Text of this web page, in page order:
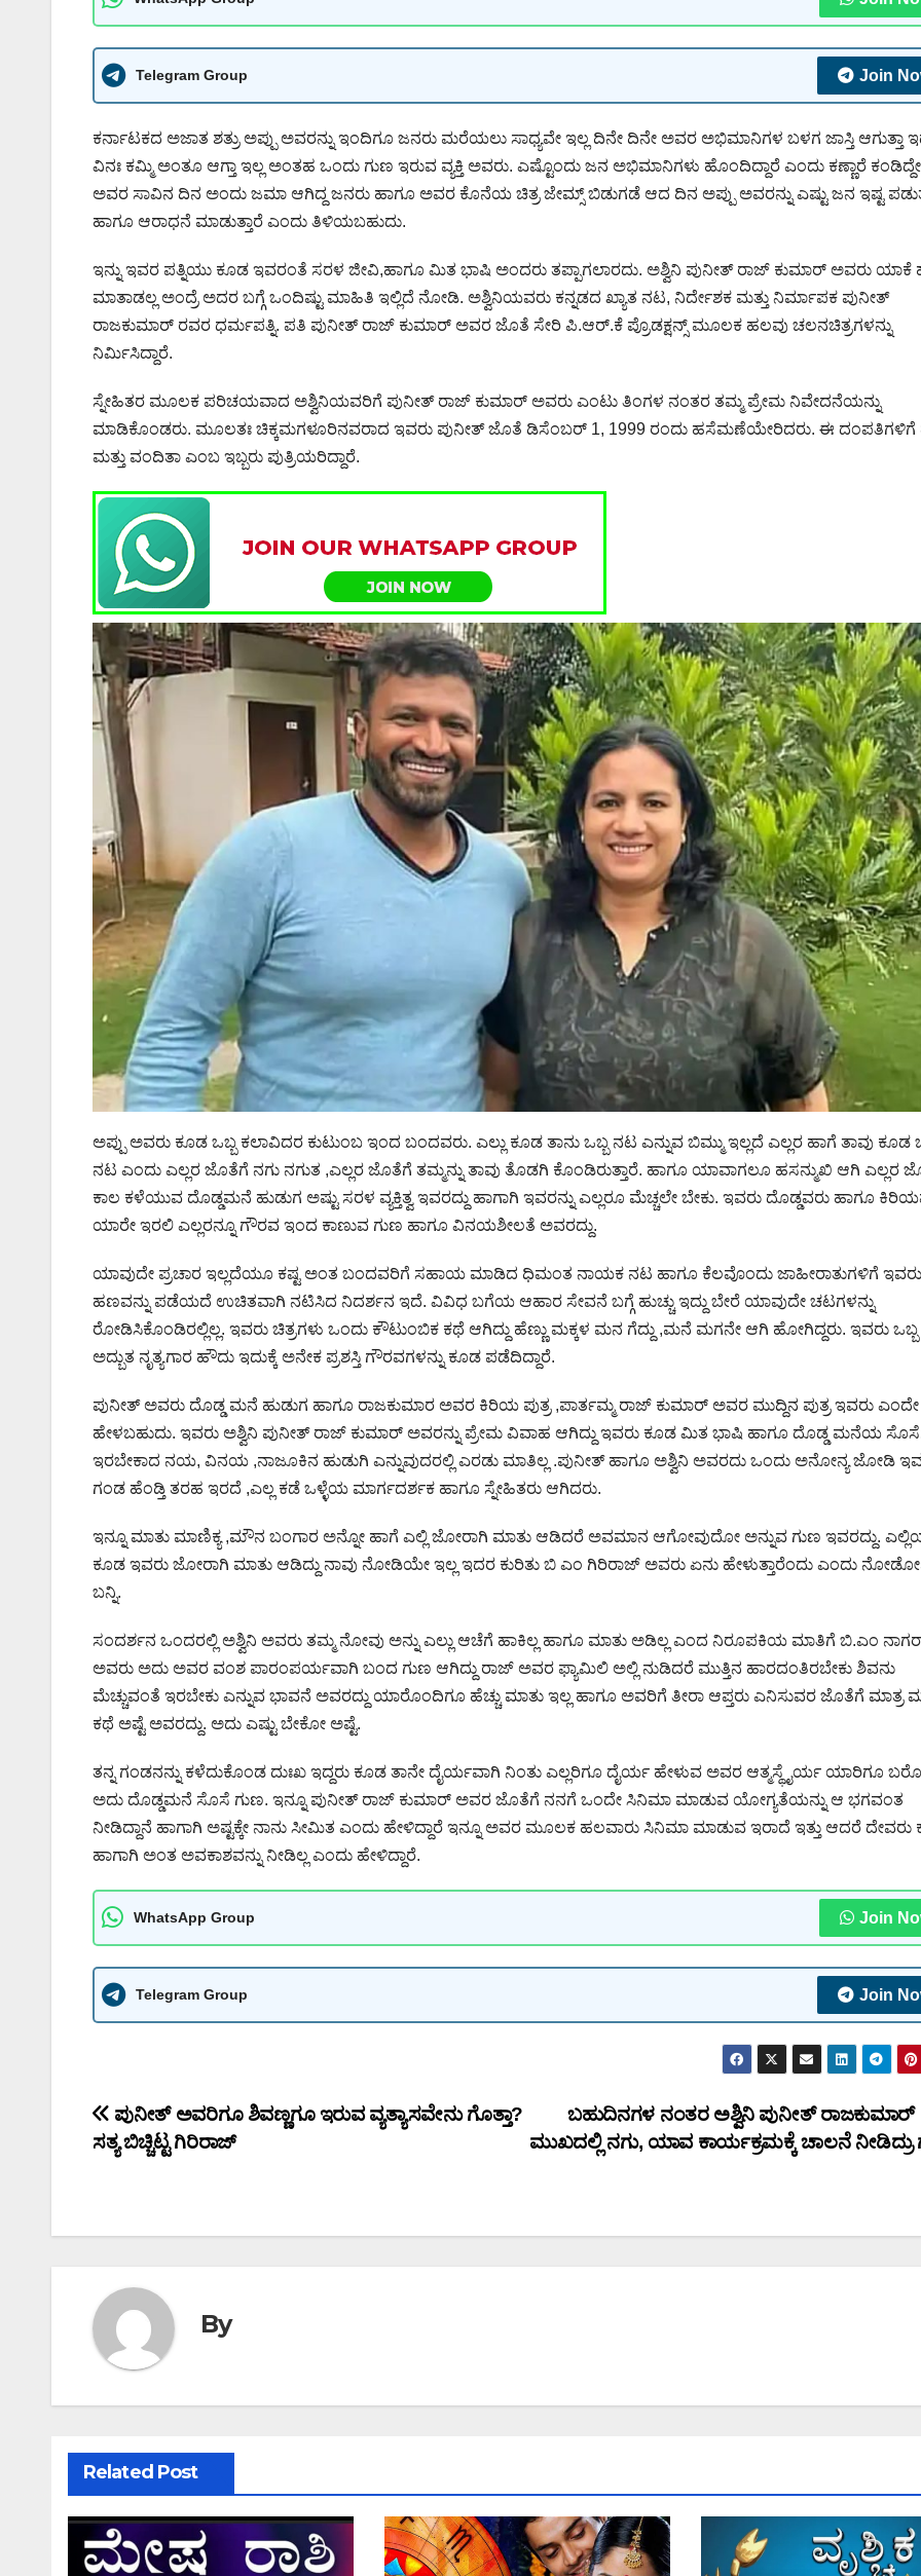
Telegram Group Join
ಕರ್ನಾಟಕದ ಅಜಾತ ಶತ್ರು ಅಪ್ಪು ಅವರನ್ನು ಇಂದಿಗೂ ಜನರು ಮರೆಯಲು ಸಾಧ್ಯವೇ ಇಲ್ಲ ದಿನೇ ದಿನೇ ಅವರ ಅಭಿಮಾನಿಗಳ ಬಳಗ ಜಾಸ್ತಿ ಆಗುತ್ತಾ
ವಿನಃ ಕಮ್ಮಿ ಅಂತೂ ಆಗ್ತಾ ಇಲ್ಲ ಅಂತಹ ಒಂದು ಗುಣ ಇರುವ ವ್ಯಕ್ತಿ ಅವರು. ಎಷ್ಟೊಂದು ಜನ ಅಭಿಮಾನಿಗಳು ಹೊಂದಿದ್ದಾರೆ ಎಂದು ಕಣ್ಣಾರೆ
ಅವರ ಸಾವಿನ ದಿನ ಅಂದು ಜಮಾ ಆಗಿದ್ದ ಜನರು ಹಾಗೂ ಅವರ ಕೊನೆಯ ಚಿತ್ರ ಜೇಮ್ಸ್ ಬಿಡುಗಡೆ ಆದ ದಿನ ಅಪ್ಪು ಅವರನ್ನು ಎಷ್ಟು ಜನ ಇಷ್ಟ
ಹಾಗೂ ಆರಾಧನೆ ಮಾಡುತ್ತಾರೆ ಎಂದು ತಿಳಿಯಬಹುದು.
ಇನ್ನು ಇವರ ಪತ್ನಿಯು ಕೂಡ ಇವರಂತೆ ಸರಳ ಜೀವಿ,ಹಾಗೂ ಮಿತ ಭಾಷಿ ಅಂದರು ತಪ್ಪಾಗಲಾರದು. ಅಶ್ವಿನಿ ಪುನೀತ್ ರಾಜ್ ಕುಮಾರ್ ಅವರು ಯಾಕೆ
ಮಾತಾಡಲ್ಲ ಅಂದ್ರೆ ಅದರ ಬಗ್ಗೆ ಒಂದಿಷ್ಟು ಮಾಹಿತಿ ಇಲ್ಲಿದೆ ನೋಡಿ. ಅಶ್ವಿನಿಯವರು ಕನ್ನಡದ ಖ್ಯಾತ ನಟ, ನಿರ್ದೇಶಕ ಮತ್ತು ನಿರ್ಮಾಪಕ ಪುನೀತ್
ರಾಜಕುಮಾರ್ ರವರ ಧರ್ಮಪತ್ನಿ. ಪತಿ ಪುನೀತ್ ರಾಜ್ ಕುಮಾರ್ ಅವರ ಜೊತೆ ಸೇರಿ ಪಿ.ಆರ್.ಕೆ ಪ್ರೊಡಕ್ಷನ್ಸ್ ಮೂಲಕ ಹಲವು ಚಲನಚಿತ್ರಗಳನ್ನು
ನಿರ್ಮಿಸಿದ್ದಾರೆ.
ಸ್ನೇಹಿತರ ಮೂಲಕ ಪರಿಚಯವಾದ ಅಶ್ವಿನಿಯವರಿಗೆ ಪುನೀತ್ ರಾಜ್ ಕುಮಾರ್ ಅವರು ಎಂಟು ತಿಂಗಳ ನಂತರ ತಮ್ಮ ಪ್ರೇಮ ನಿವೇದನೆಯನ್ನು
ಮಾಡಿಕೊಂಡರು. ಮೂಲತಃ ಚಿಕ್ಕಮಗಳೂರಿನವರಾದ ಇವರು ಪುನೀತ್ ಜೊತೆ ಡಿಸೆಂಬರ್ 1, 1999 ರಂದು ಹಸೆಮಣೆಯೇರಿದರು. ಈ ದಂಪತಿಗಳಿಗೆ
ಮತ್ತು ವಂದಿತಾ ಎಂಬ ಇಬ್ಬರು ಪುತ್ರಿಯರಿದ್ದಾರೆ.
ಅಪ್ಪು ಅವರು ಕೂಡ ಒಬ್ಬ ಕಲಾವಿದರ ಕುಟುಂಬ ಇಂದ ಬಂದವರು. ಎಲ್ಲು ಕೂಡ ತಾನು ಒಬ್ಬ ನಟ ಎನ್ನುವ ಬಿಮ್ಮು ಇಲ್ಲದೆ ಎಲ್ಲರ ಹಾಗೆ ತಾವು ಕೂಡ
ನಟ ಎಂದು ಎಲ್ಲರ ಜೊತೆಗೆ ನಗು ನಗುತ ,ಎಲ್ಲರ ಜೊತೆಗೆ ತಮ್ಮನ್ನು ತಾವು ತೊಡಗಿ ಕೊಂಡಿರುತ್ತಾರೆ. ಹಾಗೂ ಯಾವಾಗಲೂ ಹಸನ್ಮುಖಿ ಆಗಿ ಎಲ್ಲರ
ಕಾಲ ಕಳೆಯುವ ದೊಡ್ಡಮನೆ ಹುಡುಗ ಅಷ್ಟು ಸರಳ ವ್ಯಕ್ತಿತ್ವ ಇವರದ್ದು ಹಾಗಾಗಿ ಇವರನ್ನು ಎಲ್ಲರೂ ಮೆಚ್ಚಲೇ ಬೇಕು. ಇವರು ದೊಡ್ಡವರು ಹಾಗೂ
ಯಾರೇ ಇರಲಿ ಎಲ್ಲರನ್ನೂ ಗೌರವ ಇಂದ ಕಾಣುವ ಗುಣ ಹಾಗೂ ವಿನಯಶೀಲತೆ ಅವರದ್ದು.
ಯಾವುದೇ ಪ್ರಚಾರ ಇಲ್ಲದೆಯೂ ಕಷ್ಟ ಅಂತ ಬಂದವರಿಗೆ ಸಹಾಯ ಮಾಡಿದ ಧಿಮಂತ ನಾಯಕ ನಟ ಹಾಗೂ ಕೆಲವೊಂದು ಜಾಹೀರಾತುಗಳಿಗೆ ಇವರು
ಹಣವನ್ನು ಪಡೆಯದೆ ಉಚಿತವಾಗಿ ನಟಿಸಿದ ನಿದರ್ಶನ ಇದೆ. ವಿವಿಧ ಬಗೆಯ ಆಹಾರ ಸೇವನೆ ಬಗ್ಗೆ ಹುಚ್ಚು ಇದ್ದು ಬೇರೆ ಯಾವುದೇ ಚಟಗಳನ್ನು
ರೋಡಿಸಿಕೊಂಡಿರಲ್ಲಿಲ್ಲ. ಇವರು ಚಿತ್ರಗಳು ಒಂದು ಕೌಟುಂಬಿಕ ಕಥೆ ಆಗಿದ್ದು ಹೆಣ್ಣು ಮಕ್ಕಳ ಮನ ಗೆದ್ದು ,ಮನೆ ಮಗನೇ ಆಗಿ ಹೋಗಿದ್ದರು. ಇವರು ಒಬ್ಬ
ಅದ್ಬುತ ನೃತ್ಯಗಾರ ಹೌದು ಇದುಕ್ಕೆ ಅನೇಕ ಪ್ರಶಸ್ತಿ ಗೌರವಗಳನ್ನು ಕೂಡ ಪಡೆದಿದ್ದಾರೆ.
ಪುನೀತ್ ಅವರು ದೊಡ್ಡ ಮನೆ ಹುಡುಗ ಹಾಗೂ ರಾಜಕುಮಾರ ಅವರ ಕಿರಿಯ ಪುತ್ರ ,ಪಾರ್ತಮ್ಮ ರಾಜ್ ಕುಮಾರ್ ಅವರ ಮುದ್ದಿನ ಪುತ್ರ ಇವರು ಎಂದೇ
ಹೇಳಬಹುದು. ಇವರು ಅಶ್ವಿನಿ ಪುನೀತ್ ರಾಜ್ ಕುಮಾರ್ ಅವರನ್ನು ಪ್ರೇಮ ವಿವಾಹ ಆಗಿದ್ದು ಇವರು ಕೂಡ ಮಿತ ಭಾಷಿ ಹಾಗೂ ದೊಡ್ಡ ಮನೆಯ
ಇರಬೇಕಾದ ನಯ, ವಿನಯ ,ನಾಜೂಕಿನ ಹುಡುಗಿ ಎನ್ನುವುದರಲ್ಲಿ ಎರಡು ಮಾತಿಲ್ಲ .ಪುನೀತ್ ಹಾಗೂ ಅಶ್ವಿನಿ ಅವರದು ಒಂದು ಅನೋನ್ಯ ಜೋಡಿ
ಗಂಡ ಹೆಂಡ್ತಿ ತರಹ ಇರದೆ ,ಎಲ್ಲ ಕಡೆ ಒಳ್ಳೆಯ ಮಾರ್ಗದರ್ಶಕ ಹಾಗೂ ಸ್ನೇಹಿತರು ಆಗಿದರು.
ಇನ್ನೂ ಮಾತು ಮಾಣಿಕ್ಯ ,ಮೌನ ಬಂಗಾರ ಅನ್ನೋ ಹಾಗೆ ಎಲ್ಲಿ ಜೋರಾಗಿ ಮಾತು ಆಡಿದರೆ ಅವಮಾನ ಆಗೋವುದೋ ಅನ್ನುವ ಗುಣ ಇವರದ್ದು.
ಕೂಡ ಇವರು ಜೋರಾಗಿ ಮಾತು ಆಡಿದ್ದು ನಾವು ನೋಡಿಯೇ ಇಲ್ಲ ಇದರ ಕುರಿತು ಬಿ ಎಂ ಗಿರಿರಾಜ್ ಅವರು ಏನು ಹೇಳುತ್ತಾರೆಂದು ಎಂದು
ಬನ್ನಿ.
ಸಂದರ್ಶನ ಒಂದರಲ್ಲಿ ಅಶ್ವಿನಿ ಅವರು ತಮ್ಮ ನೋವು ಅನ್ನು ಎಲ್ಲು ಆಚೆಗೆ ಹಾಕಿಲ್ಲ ಹಾಗೂ ಮಾತು ಅಡಿಲ್ಲ ಎಂದ ನಿರೂಪಕಿಯ ಮಾತಿಗೆ ಬಿ.ಎಂ
ಅವರು ಅದು ಅವರ ವಂಶ ಪಾರಂಪರ್ಯವಾಗಿ ಬಂದ ಗುಣ ಆಗಿದ್ದು ರಾಜ್ ಅವರ ಫ್ಯಾಮಿಲಿ ಅಲ್ಲಿ ನುಡಿದರೆ ಮುತ್ತಿನ ಹಾರದಂತಿರಬೇಕು ಶಿವನು
ಮೆಚ್ಚುವಂತೆ ಇರಬೇಕು ಎನ್ನುವ ಭಾವನೆ ಅವರದ್ದು ಯಾರೊಂದಿಗೂ ಹೆಚ್ಚು ಮಾತು ಇಲ್ಲ ಹಾಗೂ ಅವರಿಗೆ ತೀರಾ ಆಪ್ತರು ಎನಿಸುವರ ಜೊತೆಗೆ ಮಾತ್ರ
ಕಥೆ ಅಷ್ಟೆ ಅವರದ್ದು. ಅದು ಎಷ್ಟು ಬೇಕೋ ಅಷ್ಟೆ.
ತನ್ನ ಗಂಡನನ್ನು ಕಳೆದುಕೊಂಡ ದುಃಖ ಇದ್ದರು ಕೂಡ ತಾನೇ ದೈರ್ಯವಾಗಿ ನಿಂತು ಎಲ್ಲರಿಗೂ ದೈರ್ಯ ಹೇಳುವ ಅವರ ಆತ್ಮಸ್ಥೈರ್ಯ ಯಾರಿಗೂ
ಅದು ದೊಡ್ಡಮನೆ ಸೊಸೆ ಗುಣ. ಇನ್ನೂ ಪುನೀತ್ ರಾಜ್ ಕುಮಾರ್ ಅವರ ಜೊತೆಗೆ ನನಗೆ ಒಂದೇ ಸಿನಿಮಾ ಮಾಡುವ ಯೋಗ್ಯತೆಯನ್ನು ಆ ಭಗವಂತ
ನೀಡಿದ್ದಾನೆ ಹಾಗಾಗಿ ಅಷ್ಟಕ್ಕೇ ನಾನು ಸೀಮಿತ ಎಂದು ಹೇಳಿದ್ದಾರೆ ಇನ್ನೂ ಅವರ ಮೂಲಕ ಹಲವಾರು ಸಿನಿಮಾ ಮಾಡುವ ಇರಾದೆ ಇತ್ತು ಆದರೆ ದೇವರು
ಹಾಗಾಗಿ ಅಂತ ಅವಕಾಶವನ್ನು ನೀಡಿಲ್ಲ ಎಂದು ಹೇಳಿದ್ದಾರೆ.
WhatsApp Group Join
Telegram Group Join
Post
navigation
ಬಹುದಿನಗಳ ನಂತರ ಅಶ್ವಿನಿ ಪುನೀತ್
ಮುಖದಲ್ಲಿ ನಗು, ಯಾವ ಕಾರ್ಯಕ್ರಮಕ್ಕೆ ಚಾಲನೆ ನೀಡಿದ್ರು
ಪುನೀತ್ ಅವರಿಗೂ ಶಿವಣ್ಣಗೂ ಇರುವ ವ್ಯತ್ಯಾಸವೇನು ಗೊತ್ತಾ?
ಸತ್ಯ ಬಿಚ್ಚಿಟ್ಟ ಗಿರಿರಾಜ್
By
Related Post